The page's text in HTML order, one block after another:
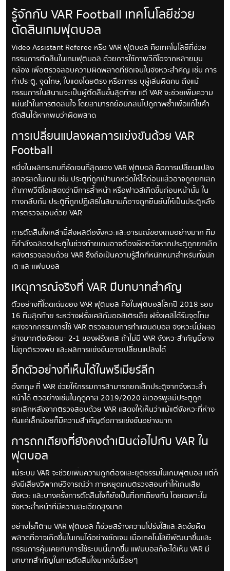
รู้จักกับ VAR Football เทคโนโลยีช่วย
ตัดสินเกมฟุตบอล
Video Assistant Referee หรือ VAR ฟุตบอล คือเทคโนโลยีที่ช่วย
กรรมการตัดสินในเกมฟุตบอล ด้วยการใช้ภาพวีดีโอจากหลายมุม
กล้อง เพื่อตรวจสอบความผิดพลาดที่ชัดเจนในจังหวะสำคัญ เช่น การ
ทำประตู, จุดโทษ, ใบแดงโดยตรง หรือการระบุผู้เล่นผิดคน ถึงแม้
กรรมการในสนามจะเป็นผู้ตัดสินขั้นสุดท้าย แต่ VAR จะช่วยเพิ่มความ
แม่นยำในการตัดสินใจ โดยสามารถย้อนกลับไปดูภาพซ้ำเพื่อแก้ไขคำ
ตัดสินได้หากพบว่าผิดพลาด
การเปลี่ยนแปลงผลการแข่งขันด้วย VAR
Football
หนึ่งในผลกระทบที่ชัดเจนที่สุดของ VAR ฟุตบอล คือการเปลี่ยนแปลง
สกอร์สดในเกม เช่น ประตูที่ถูกเป่านกหวีดให้ได้ก่อนแล้วอาจถูกยกเลิก
ถ้าภาพวีดีโอแสดงว่ามีการล้ำหน้า หรือฟาวล์เกิดขึ้นก่อนหน้านั้น ใน
ทางกลับกัน ประตูที่ถูกปฏิเสธในสนามก็อาจถูกยืนยันให้เป็นประตูหลัง
การตรวจสอบด้วย VAR
การตัดสินใจเหล่านี้ส่งผลต่อจังหวะและอารมณ์ของเกมอย่างมาก ทีม
ที่กำลังฉลองประตูในช่วงท้ายเกมอาจต้องผิดหวังหากประตูถูกยกเลิก
หลังตรวจสอบด้วย VAR ซึ่งถือเป็นความรู้สึกที่หนักหนาสำหรับทั้งนัก
เตะและแฟนบอล
เหตุการณ์จริงที่ VAR มีบทบาทสำคัญ
ตัวอย่างที่โดดเด่นของ VAR ฟุตบอล คือในฟุตบอลโลกปี 2018 รอบ
16 ทีมสุดท้าย ระหว่างฝรั่งเศสกับออสเตรเลีย ฝรั่งเศสได้รับจุดโทษ
หลังจากกรรมการใช้ VAR ตรวจสอบการทำแฮนด์บอล จังหวะนี้มีผลอ
ย่างมากต่อชัยชนะ 2-1 ของฝรั่งเศส ถ้าไม่มี VAR จังหวะสำคัญนี้อาจ
ไม่ถูกตรวจพบ และผลการแข่งขันอาจเปลี่ยนแปลงได้
อีกตัวอย่างที่เห็นได้ในพรีเมียร์ลีก
อังกฤษ ที่ VAR ช่วยให้กรรมการสามารถยกเลิกประตูจากจังหวะล้ำ
หน้าได้ ตัวอย่างเช่นในฤดูกาล 2019/2020 ลิเวอร์พูลมีประตูถูก
ยกเลิกหลังจากตรวจสอบด้วย VAR แสดงให้เห็นว่าแม้แต่จังหวะที่ห่าง
กันแค่เล็กน้อยก็มีความสำคัญต่อการแข่งขันอย่างมาก
การถกเถียงที่ยังคงดำเนินต่อไปกับ VAR ใน
ฟุตบอล
แม้ระบบ VAR จะช่วยเพิ่มความถูกต้องและยุติธรรมในเกมฟุตบอล แต่ก็
ยังมีเสียงวิพากษ์วิจารณ์ว่า การหยุดเกมตรวจสอบทำให้เกมเสีย
จังหวะ และบางครั้งการตัดสินใจก็ยังเป็นที่ถกเถียงกัน โดยเฉพาะใน
จังหวะล้ำหน้าที่มีความละเอียดสูงมาก
อย่างไรก็ตาม VAR ฟุตบอล ก็ช่วยสร้างความโปร่งใสและลดข้อผิด
พลาดที่อาจเกิดขึ้นในเกมได้อย่างชัดเจน เมื่อเทคโนโลยีพัฒนาขึ้นและ
กรรมการคุ้นเคยกับการใช้ระบบนี้มากขึ้น แฟนบอลก็จะได้เห็น VAR มี
บทบาทสำคัญในการตัดสินใจมากขึ้นเรื่อยๆ